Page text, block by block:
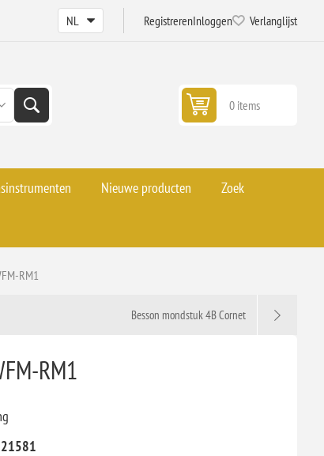
RegistrerenInloggen Verlanglijst
0 items
Nieuwe producten Zoek
RM1
Besson mondstuk 4B Cornet
RM1